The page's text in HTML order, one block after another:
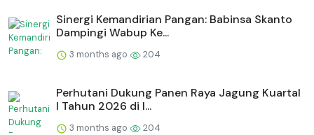
Sinergi Kemandirian Pangan: Babinsa Skanto
Dampingi Wabup Ke...
3 months ago 204
Perhutani Dukung Panen Raya Jagung Kuartal
I Tahun 2026 di I...
3 months ago 204